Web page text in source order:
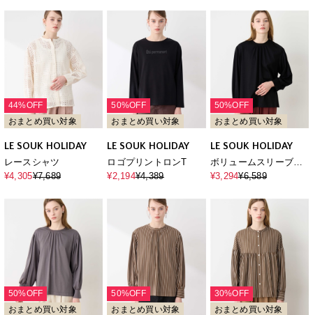
44%OFF
おまとめ買い対象
LE SOUK HOLIDAY
レースシャツ
¥4,305¥7,689
50%OFF
おまとめ買い対象
LE SOUK HOLIDAY
ロゴプリントロンT
¥2,194¥4,389
50%OFF
おまとめ買い対象
LE SOUK HOLIDAY
ボリュームスリーブプ
ルオーバー
¥3,294¥6,589
50%OFF
おまとめ買い対象
50%OFF
おまとめ買い対象
30%OFF
おまとめ買い対象